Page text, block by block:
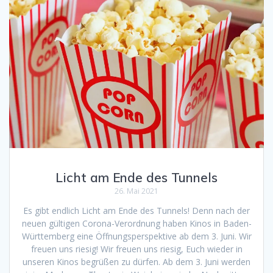
Licht am Ende des Tunnels
26. Mai 2021
Es gibt endlich Licht am Ende des Tunnels! Denn nach der
neuen gültigen Corona-Verordnung haben Kinos in Baden-
Württemberg eine Öffnungsperspektive ab dem 3. Juni. Wir
freuen uns riesig! Wir freuen uns riesig, Euch wieder in
unseren Kinos begrüßen zu dürfen. Ab dem 3. Juni werden